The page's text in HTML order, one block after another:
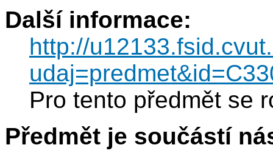
Další informace:
http://
Pro tento předmět se
Předmět je součástí